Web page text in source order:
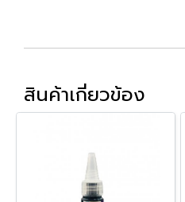
สินค้าเกี่ยวข้อง